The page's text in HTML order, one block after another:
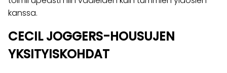
kanssa.
CECIL JOGGERS-HOUSUJEN
YKSITYISKOHDAT